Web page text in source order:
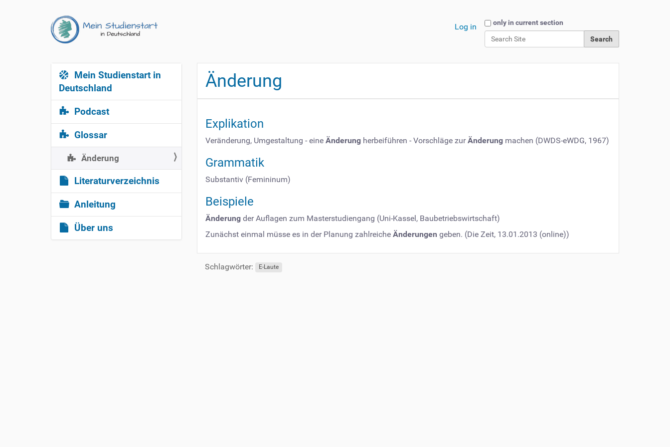
Search Site
only in current section
Log in
Änderung
Explikation
Veränderung, Umgestaltung - eine Änderungherbeiführen - Vorschläge zurÄnderungmachen (DWDS-eWDG, 1967)
Grammatik
Substantiv (Femininum)
Beispiele
Änderungder Auflagen zum Masterstudiengang (Uni-Kassel, Baubetriebswirtschaft)
Zunächst einmal müsse es in der Planung zahlreiche Änderungen geben. (Die Zeit, 13.01.2013 (online))
Schlagwörter: E-Laute
N
a
v
i
g
a
o
n
Mein Studienstart in
Deutschland
Podcast
Glossar
Änderung
Literaturverzeichnis
Anleitung
Über uns